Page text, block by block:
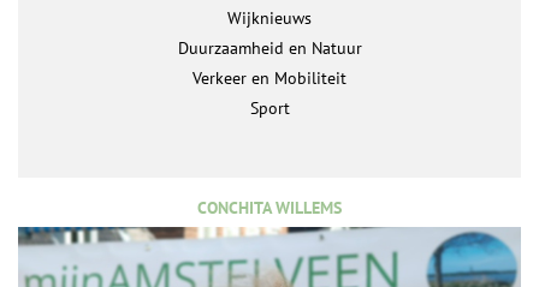
Wijknieuws
Duurzaamheid en Natuur
Verkeer en Mobiliteit
Sport
CONCHITA WILLEMS